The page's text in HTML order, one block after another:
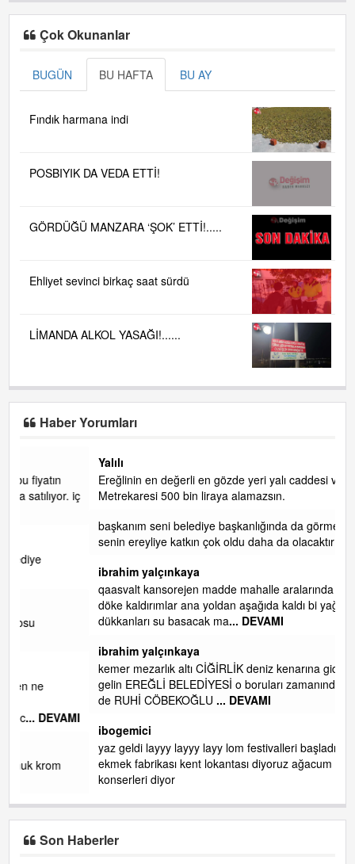
Çok Okunanlar
BUGÜN BU HAFTA BU AY
Fındık harmana indi
POSBIYIK DA VEDA ETTİ!
GÖRDÜĞÜ MANZARA ‘ŞOK’ ETTİ!.....
Ehliyet sevinci birkaç saat sürdü
LİMANDA ALKOL YASAĞI!......
Haber Yorumları
Ereğlinin en değerli en gözde yeri yalı caddesi ve çevresidir.
Metrekaresi 500 bin liraya alamazsın.
başkanım seni belediye başkanlığında da görmek isteriz
senin ereyliye katkın çok oldu daha da olacaktır
ibrahim yalçınkaya
qaasvalt kansorejen madde mahalle aralarında asvalt döke
döke kaldırımlar ana yoldan aşağıda kaldı bi yağmurda
dükkanları su basacak ma... DEVAMI
ibrahim yalçınkaya
kemer mezarlık altı CİĞİRLİK deniz kenarına giden yola
gelin EREĞLİ BELEDİYESİ o boruları zamanında tüm ereğli
de RUHİ CÖBEKOĞLU... DEVAMI
yaz geldi layyy layyy layy lom festivalleri başladı biz halk
ekmek fabrikası kent lokantası diyoruz ağacum yaz
konserleri diyor
Son Haberler